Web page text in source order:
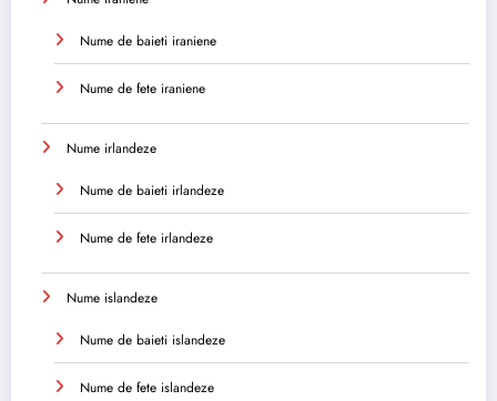
Nume de baieti iraniene
Nume de fete iraniene
Nume irlandeze
Nume de baieti irlandeze
Nume de fete irlandeze
Nume islandeze
Nume de baieti islandeze
Nume de fete islandeze